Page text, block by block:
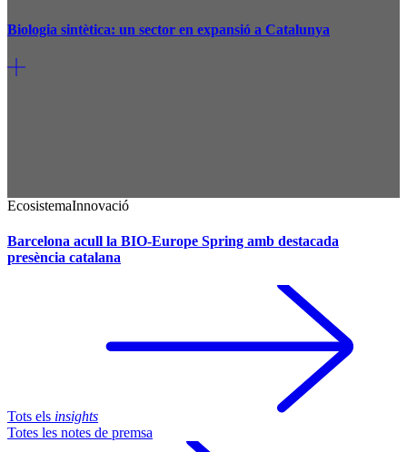
Biologia sintètica: un sector en expansió a Catalunya
EcosistemaInnovació
Barcelona acull la BIO-Europe Spring amb destacada
presència catalana
Tots els insights
Totes les notes de premsa